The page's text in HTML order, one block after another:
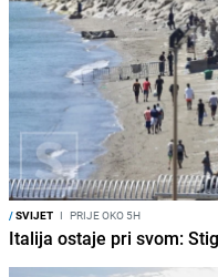
/SVIJET I PRIJE OKO 5H
Italija ostaje pri svom: